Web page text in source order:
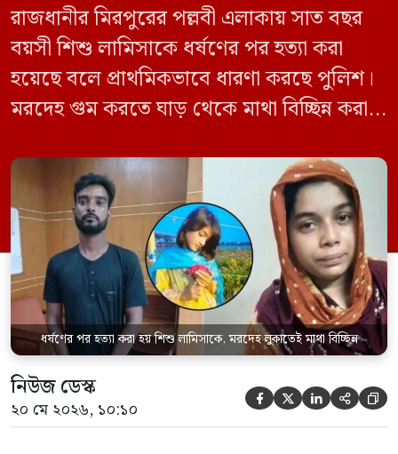
রাজধানীর মিরপুরের পল্লবী এলাকায় সাত বছর
বয়সী শিশু লামিসাকে ধর্ষণের পর হত্যা করা
হয়েছে বলে প্রাথমিকভাবে ধারণা করছে পুলিশ।
মরদেহ গুম করতে ঘাড় থেকে মাথা বিচ্ছিন্ন করা
চালানো হয় এই নৃশংস হত্যাকাণ্ডে পাশের ফ্ল্যাটের
ভাড়াটিয়া সোহেল রানা (৩০) ও তার স্ত্রী স্বপ্না
আক্তারকে (২৬) মাত্র ৭ ঘণ্টার […]
ধর্ষণের পর হত্যা করা হয় শিশু লামিসাকে, মরদেহ লুকাতেই মাথা বিচ্ছিন্ন
নিউজ ডেস্ক
২০ মে ২০২৬, ১০:১০     